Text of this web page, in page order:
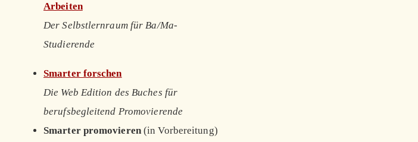
Arbeiten
Der Selbstlernraum für Ba/Ma-
Studierende
Smarter forschen
Die Web Edition des Buches für
berufsbegleitend Promovierende
Smarter promovieren(in Vorbereitung)